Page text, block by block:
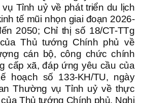
Tỉnh uỷ về phát triển du lịch
tế mũi nhọn giai đoạn 2026-
2050; Chỉ thị số 18/CT-TTg
Thủ tướng Chính phủ về
cán bộ, công chức chính
cấp xã, đáp ứng yêu cầu của
hoạch số 133-KH/TU, ngày
Thường vụ Tỉnh uỷ về thực
của Thủ tướng Chính phủ. Nghị